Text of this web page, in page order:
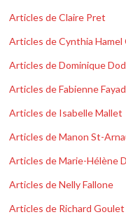
Articles de Claire Pret
Articles de Cynthia Hamel
Articles de Dominique
Articles de Fabienne Fayad
Articles de Isabelle Mallet
Articles de Manon St-
Articles de Marie-Hélène
Articles de Nelly Fallone
Articles de Richard Goulet